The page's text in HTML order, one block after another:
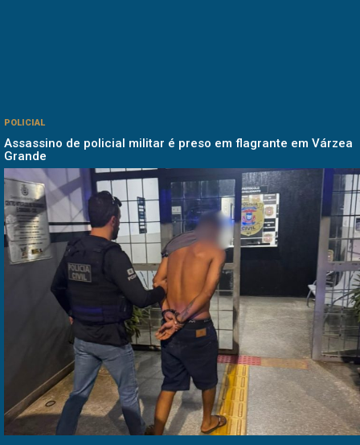
POLICIAL
Assassino de policial militar é preso em flagrante em Várzea
Grande